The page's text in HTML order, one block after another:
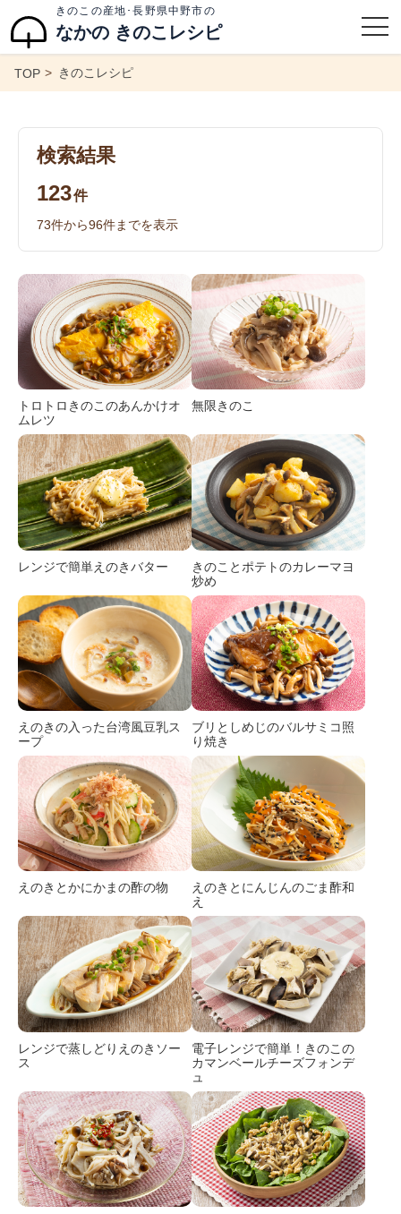
きのこの産地･長野県中野市の
なかの きのこレシピ
TOP きのこレシピ
検索結果
123件
73件から96件までを表示
トロトロきのこのあんかけオ
ムレツ
無限きのこ
レンジで簡単えのきバター
きのことポテトのカレーマヨ
炒め
えのきの入った台湾風豆乳ス
ープ
ブリとしめじのバルサミコ照
り焼き
えのきとかにかまの酢の物
えのきとにんじんのごま酢和
え
レンジで蒸しどり えのきソー
ス
電子レンジで簡単！ きのこの
カマンベールチーズフォンデ
ュ